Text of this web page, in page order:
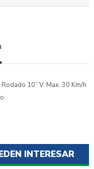
10” V. Max. 30 Km/h
INTERESAR